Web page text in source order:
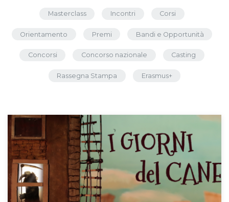
Masterclass Incontri Corsi
Orientamento Premi Bandi e Opportunità
Concorsi Concorso nazionale Casting
Rassegna Stampa Erasmus+